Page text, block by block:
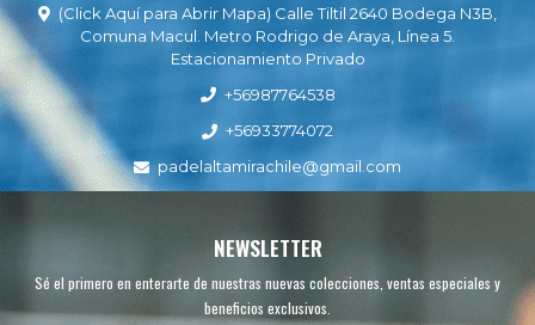
(Click Aquí para Abrir Mapa) Calle Tiltil 2640 Bodega N3B,
Comuna Macul. Metro Rodrigo de Araya, Línea 5.
Estacionamiento Privado
+56987764538
+56933774072
padelaltamirachile@gmail.com
NEWSLETTER
Sé el primero en enterarte de nuestras nuevas colecciones, ventas especiales y
beneficios exclusivos.